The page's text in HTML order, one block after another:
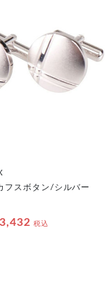
フスボタン/シルバー
税込